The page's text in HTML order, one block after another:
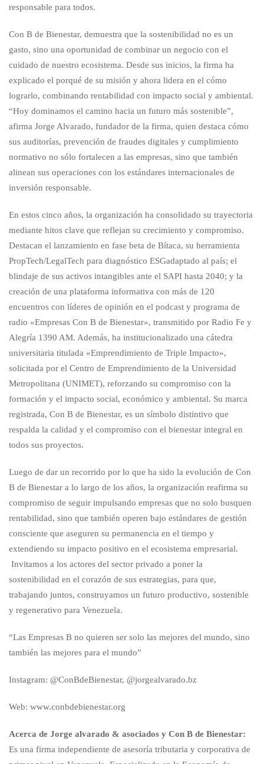
responsable para todos.
Con B de Bienestar, demuestra que la sostenibilidad no es un
gasto, sino una oportunidad de combinar un negocio con el
cuidado de nuestro ecosistema. Desde sus inicios, la firma ha
explicado el porqué de su misión y ahora lidera en el cómo
lograrlo, combinando rentabilidad con impacto social y ambiental.
“Hoy dominamos el camino hacia un futuro más sostenible”,
afirma Jorge Alvarado, fundador de la firma, quien destaca cómo
sus auditorías, prevención de fraudes digitales y cumplimiento
normativo no sólo fortalecen a las empresas, sino que también
alinean sus operaciones con los estándares internacionales de
inversión responsable.
En estos cinco años, la organización ha consolidado su trayectoria
mediante hitos clave que reflejan su crecimiento y compromiso.
Destacan el lanzamiento en fase beta de Bítaca, su herramienta
PropTech/LegalTech para diagnóstico ESGadaptado al país; el
blindaje de sus activos intangibles ante el SAPI hasta 2040; y la
creación de una plataforma informativa con más de 120
encuentros con líderes de opinión en el podcast y programa de
radio «Empresas Con B de Bienestar», transmitido por Radio Fe y
Alegría 1390 AM. Además, ha institucionalizado una cátedra
universitaria titulada «Emprendimiento de Triple Impacto»,
solicitada por el Centro de Emprendimiento de la Universidad
Metropolitana (UNIMET), reforzando su compromiso con la
formación y el impacto social, económico y ambiental. Su marca
registrada, Con B de Bienestar, es un símbolo distintivo que
respalda la calidad y el compromiso con el bienestar integral en
todos sus proyectos.
Luego de dar un recorrido por lo que ha sido la evolución de Con
B de Bienestar a lo largo de los años, la organización reafirma su
compromiso de seguir impulsando empresas que no solo busquen
rentabilidad, sino que también operen bajo estándares de gestión
consciente que aseguren su permanencia en el tiempo y
extendiendo su impacto positivo en el ecosistema empresarial.
Invitamos a los actores del sector privado a poner la
sostenibilidad en el corazón de sus estrategias, para que,
trabajando juntos, construyamos un futuro productivo, sostenible
y regenerativo para Venezuela.
“Las Empresas B no quieren ser solo las mejores del mundo, sino
también las mejores para el mundo”
Instagram: @ConBdeBienestar, @jorgealvarado.bz
Web: www.conbdebienestar.org
Acerca de Jorge alvarado & asociados y Con B de Bienestar:
Es una firma independiente de asesoría tributaria y corporativa de